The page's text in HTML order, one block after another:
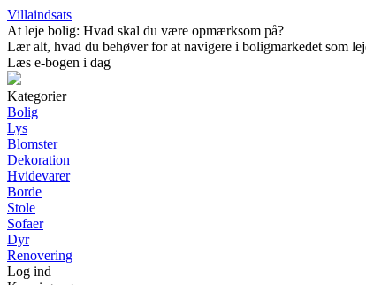
Villaindsats
At leje bolig: Hvad skal du være opmærksom på?
Lær alt, hvad du behøver for at navigere i boligmarkedet som
Læs e-bogen i dag
Kategorier
Bolig
Lys
Blomster
Dekoration
Hvidevarer
Borde
Stole
Sofaer
Dyr
Renovering
Log ind